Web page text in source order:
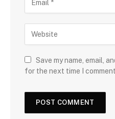
Save my name, email,
for the next time I